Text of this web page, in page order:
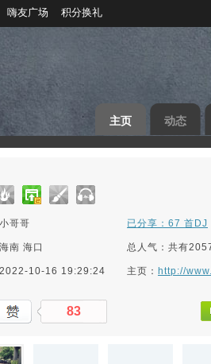
嗨友广场 积分换礼
主页 动态
哥哥 已分享：67 首DJ
南 海口 总人气：共有
10-16 19:29:24 主页： http://
83